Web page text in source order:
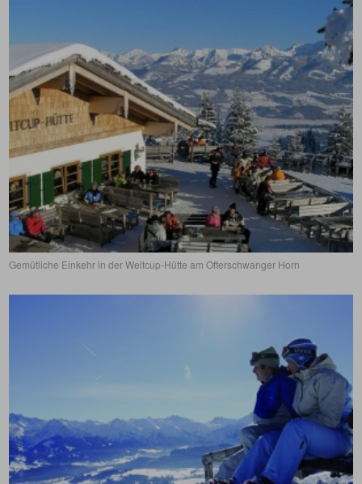
Gemütliche Einkehr in der Weltcup-Hütte am Ofterschwanger Horn